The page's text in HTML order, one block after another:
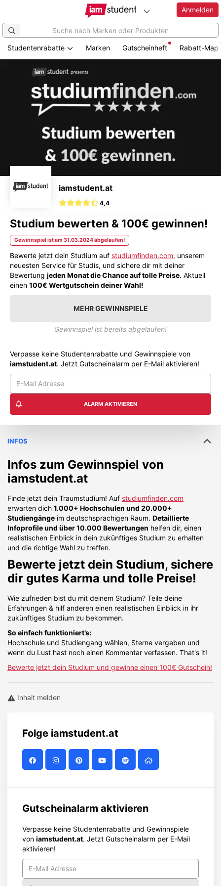
Hauptinhalt
Anmelden
Studentenrabatte Marken Gutscheinheft Rabatt-Map
iamstudent.at
4,4
Studium bewerten & 100€ gewinnen!
Gewinnspiel ist am 31.03.2024 abgelaufen!
Bewerte jetzt dein Studium auf studiumfinden.com, unserem
neuesten Service für Studis, und sichere dir mit deiner
Bewertung jeden Monat die Chance auf tolle Preise. Aktuell
einen 100€ Wertgutschein deiner Wahl!
MEHR GEWINNSPIELE
Gewinnspiel ist bereits abgelaufen!
Verpasse keine Studentenrabatte und Gewinnspiele von
iamstudent.at. Jetzt Gutscheinalarm per E-Mail aktivieren!
ALARM AKTIVIEREN
INFOS
Infos zum Gewinnspiel von
iamstudent.at
Finde jetzt dein Traumstudium! Auf studiumfinden.com
erwarten dich 1.000+ Hochschulen und 20.000+
Studiengänge im deutschsprachigen Raum. Detaillierte
Infoprofile und über 10.000 Bewertungen helfen dir, einen
realistischen Einblick in dein zukünftiges Studium zu erhalten
und die richtige Wahl zu treffen.
Bewerte jetzt dein Studium, sichere
dir gutes Karma und tolle Preise!
Wie zufrieden bist du mit deinem Studium? Teile deine
Erfahrungen & hilf anderen einen realistischen Einblick in ihr
zukünftiges Studium zu bekommen.
So einfach funktioniert’s:
Hochschule und Studiengang wählen, Sterne vergeben und
wenn du Lust hast noch einen Kommentar verfassen. That's it!
Bewerte jetzt dein Studium und gewinne einen 100€ Gutschein!
Inhalt melden
Folge iamstudent.at
Gutscheinalarm aktivieren
Verpasse keine Studentenrabatte und Gewinnspiele
von iamstudent.at. Jetzt Gutscheinalarm per E-Mail
aktivieren!